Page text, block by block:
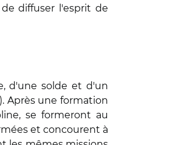
diffuser l'esprit de
d'une solde et d'un
Après une formation
se formeront au
et concourent à